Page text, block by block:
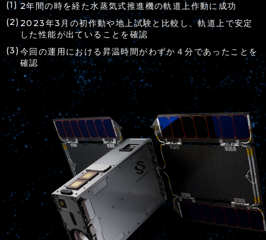
2年間の時を経た水蒸気式推進機の軌道上作動に成功
2023年3月の初作動や地上試験と比較し、軌道上で安定
した性能が出ていることを確認
今回の運用における昇温時間がわずか４分であったことを
確認